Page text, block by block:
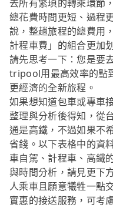
去所有繁瑣的轉乘環節
總花費時間更短、過程
說，整趟旅程的總費用
計程車費」的組合更加
請先思考一下：您是要
tripool用最高效率的點
更經濟的全新旅程。
如果想知道包車或專車
整理與分析後得知，從
通是高鐵，不過如果不
省錢。以下表格中的資
車自駕、計程車、高鐵
與時間分析，請見更下
人乘車且願意犧牲一點
實惠的接送服務，可考